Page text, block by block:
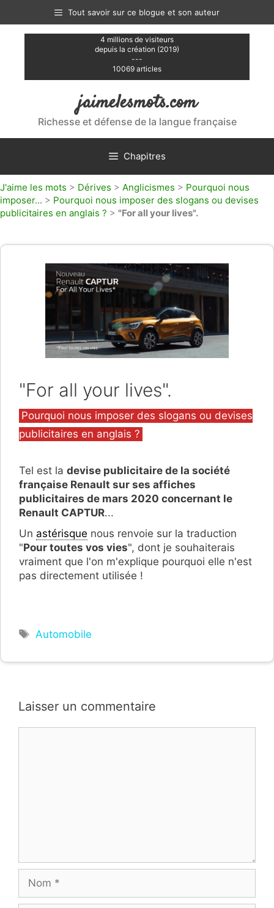
contenu
Tout savoir sur ce blogue et son auteur
4 millions de visiteurs
depuis la création (2019)
---
10069 articles
jaimelesmots.com
Richesse et défense de la langue française
Chapitres
J'aime les mots > Dérives > Anglicismes > Pourquoi nous
imposer... > Pourquoi nous imposer des slogans ou devises
publicitaires en anglais ? > "For all your lives".
"For all your lives".
Catégories
Pourquoi nous imposer des slogans ou devises
publicitaires en anglais ?
Tel est la devise publicitaire de la société
française Renault sur ses affiches
publicitaires de mars 2020 concernant le
Renault CAPTUR...
Un astérisque nous renvoie sur la traduction
"Pour toutes vos vies", dont je souhaiterais
vraiment que l'on m'explique pourquoi elle n'est
pas directement utilisée !
Étiquettes
Automobile
Laisser un commentaire